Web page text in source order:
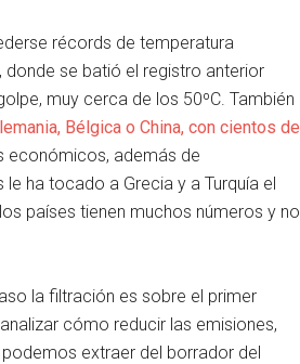
récords de temperatura
se batió el registro anterior
muy cerca de los 50ºC. También
Bélgica o China, con cientos de
económicos, además de
le ha tocado a Grecia y a Turquía el
países tienen muchos números y no
la filtración es sobre el primer
cómo reducir las emisiones,
extraer del borrador del